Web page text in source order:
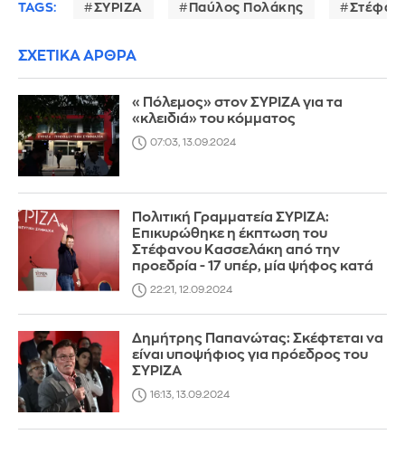
TAGS: ΣΥΡΙΖΑ Παύλος Πολάκης
ΣΧΕΤΙΚΑ ΑΡΘΡΑ
«Πόλεμος» στον ΣΥΡΙΖΑ για τα
«κλειδιά» του κόμματος
07:03, 13.09.2024
Πολιτική Γραμματεία ΣΥΡΙΖΑ:
Επικυρώθηκε η έκπτωση του
Στέφανου Κασσελάκη από την
προεδρία - 17 υπέρ, μία ψήφος κατά
22:21, 12.09.2024
Δημήτρης Παπανώτας: Σκέφτεται να
είναι υποψήφιος για πρόεδρος του
ΣΥΡΙΖΑ
16:13, 13.09.2024